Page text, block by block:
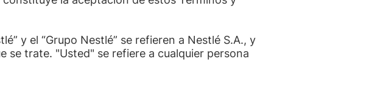
y el “Grupo Nestlé” se refieren a Nestlé S.A., y
se trate. "Usted" se refiere a cualquier persona